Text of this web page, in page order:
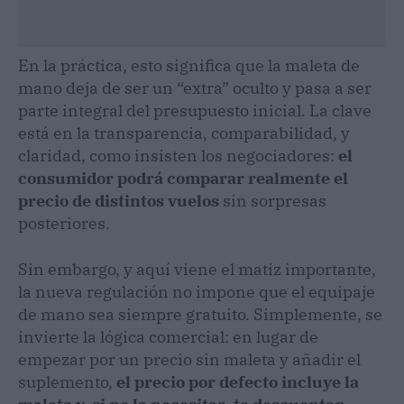
En la práctica, esto significa que la maleta de
mano deja de ser un “extra” oculto y pasa a ser
parte integral del presupuesto inicial. La clave
está en la transparencia, comparabilidad, y
claridad, como insisten los negociadores: el
consumidor podrá comparar realmente el
precio de distintos vuelos sin sorpresas
posteriores.
Sin embargo, y aquí viene el matiz importante,
la nueva regulación no impone que el equipaje
de mano sea siempre gratuito. Simplemente, se
invierte la lógica comercial: en lugar de
empezar por un precio sin maleta y añadir el
suplemento, el precio por defecto incluye la